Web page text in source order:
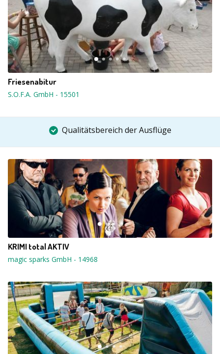
Friesenabitur
S.O.F.A. GmbH - 15501
Qualitätsbereich der Ausflüge
KRIMI total AKTIV
magic sparks GmbH - 14968